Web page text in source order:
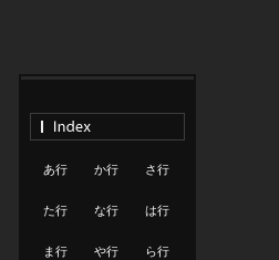
あ行 か行 さ行
た行 な行 は行
ま行 や行 ら行